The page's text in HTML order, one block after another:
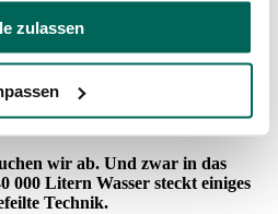
zulassen
Unterwasserwelt
wir ab. Und zwar in das
Litern Wasser steckt einiges
Technik.